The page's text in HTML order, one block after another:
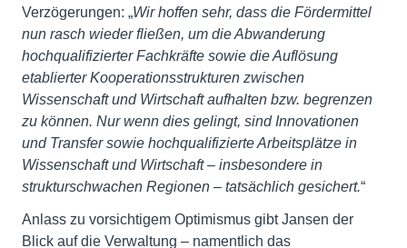
Verzögerungen: „Wir hoffen sehr, dass die Fördermittel
nun rasch wieder fließen, um die Abwanderung
hochqualifizierter Fachkräfte sowie die Auflösung
etablierter Kooperationsstrukturen zwischen
Wissenschaft und Wirtschaft aufhalten bzw. begrenzen
zu können. Nur wenn dies gelingt, sind Innovationen
und Transfer sowie hochqualifizierte Arbeitsplätze in
Wissenschaft und Wirtschaft – insbesondere in
strukturschwachen Regionen – tatsächlich gesichert.“
Anlass zu vorsichtigem Optimismus gibt Jansen der
Blick auf die Verwaltung – namentlich das